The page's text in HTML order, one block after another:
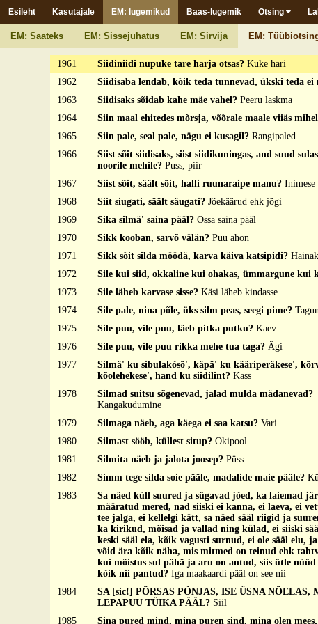
Esileht Kasutajale EM: lugemikud Baas-lugemik Otsing
EM: Saateks EM: Sissejuhatus EM: Sirvija EM:
1959
Siidilõngast siutud, kuldlõngast koetud, istub ilma
1960
Siidiniidi kera, seitse auku sees?Pea
1961
Siidiniidi nupuke tare harja otsas? Kuke hari
1962
Siidisaba lendab, kõik teda tunnevad, ükski teda ei
1963
Siidisaks sõidab kahe mäe vahel? Peeru laskma
1964
Siin maal ehitedes mõrsja, võõrale maale viiäs
1965
Siin pale, seal pale, nägu ei kusagil? Rangipaled
1966
Siist sõit siidisaks, siist siidikuningas, and suud
noorile mehile? Puss, piir
1967
Siist sõit, säält sõit, halli ruunaraipe manu? Inimese
1968
Siit siugati, säält säugati? Jõekäärud ehk jõgi
1969
Sika silmä' saina pääl? Ossa saina pääl
1970
Sikk kooban, sarvõ välän? Puu ahon
1971
Sikk sõit silda möödä, karva käiva katsipidi?
1972
Sile kui siid, okkaline kui ohakas, ümmargune kui
1973
Sile läheb karvase sisse? Käsi läheb kindasse
1974
Sile pale, nina põle, üks silm peas, seegi pime?
1975
Sile puu, vile puu, läeb pitka putku? Kaev
1976
Sile puu, vile puu rikka mehe tua taga? Ägi
1977
Silmä' ku sibulakõsõ', käpä' ku kääriperäkese',
kõolehekese', hand ku siidilint? Kass
1978
Silmad suitsu sõgenevad, jalad mulda mädanevad?
Kangakudumine
1979
Silmaga näeb, aga käega ei saa katsu? Vari
1980
Silmast sööb, küllest situp? Okipool
1981
Silmita näeb ja jalota joosep? Püss
1982
Simm tege silda soie pääle, madalide maie pääle?
1983
Sa näed küll suured ja sügavad jõed, ka laiemad
määratud mered, nad siiski ei kanna, ei laeva, ei
tee jalga, ei kellelgi kätt, sa näed sääl riigid ja
ka kirikud, mõisad ja vallad ning külad, ei siiski
keski sääl ela, kõik vagusti surnud, ei ole sääl elu,
võid ära kõik näha, mis mitmed on teinud ehk
kui mõistus sul pähä ja aru on antud, siis ütle nüüd
kõik nii pantud? Iga maakaardi pääl on see nii
1984
SA [sic!] PÕRSAS PÕNJAS, ISE ÜSNA NÕELAS,
LEPAPUU TÜIKA PÄÄL? Siil
1985
Sina pured mind, mina puren sind, mina olen